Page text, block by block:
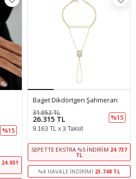
%15
24.051
Baget Dikdörtgen Şahmeran
26.315 TL
31.052 TL
%15
9.163 TL x 3 Taksit
SEPETTE EKSTRA %5 İNDIRIM 24.737
TL
%4 HAVALE İNDIRIMI 23.748 TL